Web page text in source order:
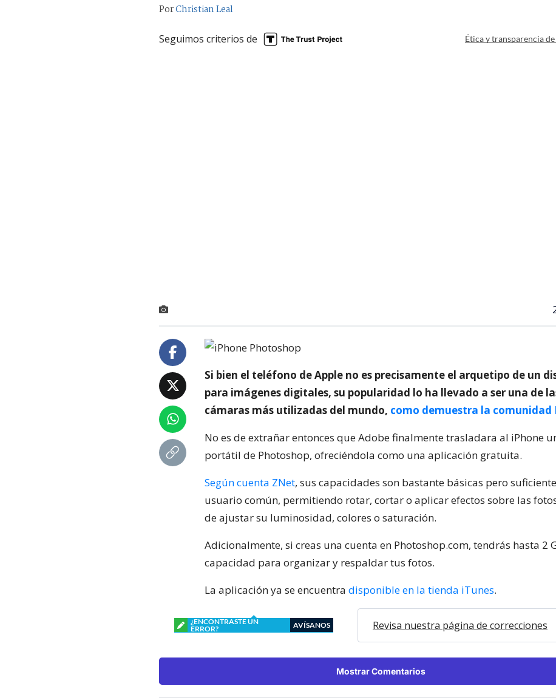
PorChristian Leal
Seguimos criterios de Ética y transparencia
Si bien el teléfono de Apple no es precisamente el arquetipo de un
para imágenes digitales, su popularidad lo ha llevado a ser una de
cámaras más utilizadas del mundo, como demuestra la comunidad
No es de extrañar entonces que Adobe finalmente trasladara al iPhone
portátil de Photoshop, ofreciéndola como una aplicación gratuita.
Según cuenta ZNet, sus capacidades son bastante básicas pero
usuario común, permitiendo rotar, cortar o aplicar efectos sobre las
de ajustar su luminosidad, colores o saturación.
Adicionalmente, si creas una cuenta en Photoshop.com, tendrás hasta 2
capacidad para organizar y respaldar tus fotos.
La aplicación ya se encuentra disponible en la tienda iTunes.
¿ENCONTRASTE UN
ERROR?
AVÍSANOS Revisa nuestra página de correcciones
Mostrar Comentarios